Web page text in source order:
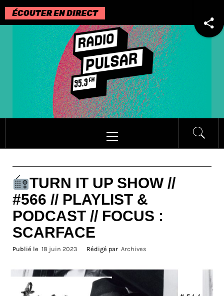
Passer
au
contenu
principal
TURN IT UP SHOW //
#566 // PLAYLIST &
PODCAST // FOCUS :
SCARFACE
Publié le 18 juin 2023 Rédigé par Archives